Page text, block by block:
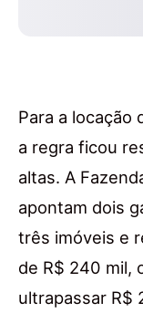
Para a locação
a regra ficou
altas. A
apontam dois
três imóveis e
de R$ 240 mil,
ultrapassar R$